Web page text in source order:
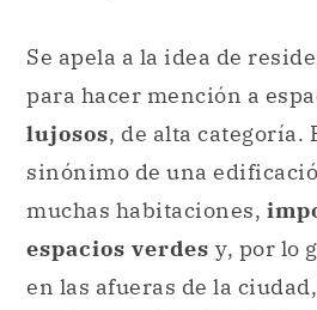
Se apela a la idea de
para hacer mención a
lujosos, de alta categoría.
sinónimo de una
muchas habitaciones,
espacios verdes y, por lo
en las afueras de la